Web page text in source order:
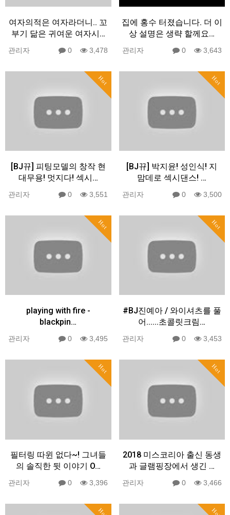
여자의적은 여자라더니.. 꼬
부기 닮은 귀여운 여자시…
관리자 0 3,478
집에 홍수 터졌습니다. 더 이
상 설명은 생략 할께요…
관리자 0 3,643
Hot
[BJ뀨] 피팅모델의 창작 현
대무용! 멋지다! 섹시…
관리자 0 3,551
Hot
[BJ뀨] 박지윤! 성인식! 지
맘데로 섹시댄스! …
관리자 0 3,500
Hot
playing with fire -
blackpin…
관리자 0 3,495
Hot
#BJ진예아 / 와이셔츠를 풀
어......초콜릿크림…
관리자 0 3,453
Hot
필터링 따윈 없다~! 그녀들
의 솔직한 뒷 이야기 O…
관리자 0 3,396
Hot
2018 미스코리아 출신 동생
과 글램핑장에서 생긴 …
관리자 0 3,466